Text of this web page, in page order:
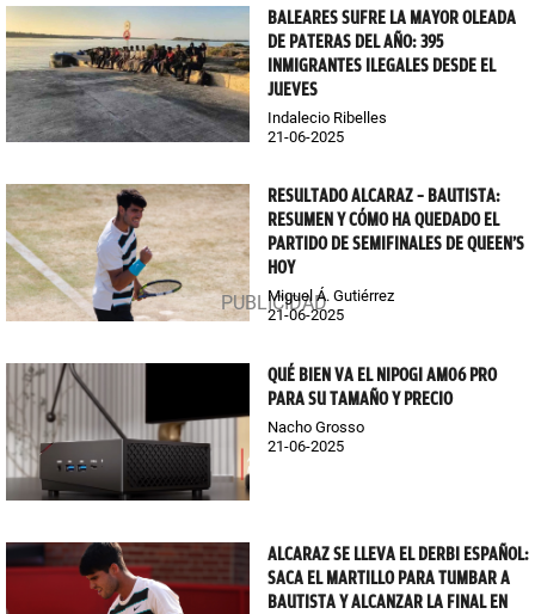
BALEARES SUFRE LA MAYOR OLEADA
DE PATERAS DEL AÑO: 395
INMIGRANTES ILEGALES DESDE EL
JUEVES
Indalecio Ribelles
21-06-2025
RESULTADO ALCARAZ – BAUTISTA:
RESUMEN Y CÓMO HA QUEDADO EL
PARTIDO DE SEMIFINALES DE QUEEN’S
HOY
Miguel Á. Gutiérrez
21-06-2025
QUÉ BIEN VA EL NIPOGI AM06 PRO
PARA SU TAMAÑO Y PRECIO
Nacho Grosso
21-06-2025
ALCARAZ SE LLEVA EL DERBI ESPAÑOL:
SACA EL MARTILLO PARA TUMBAR A
BAUTISTA Y ALCANZAR LA FINAL EN